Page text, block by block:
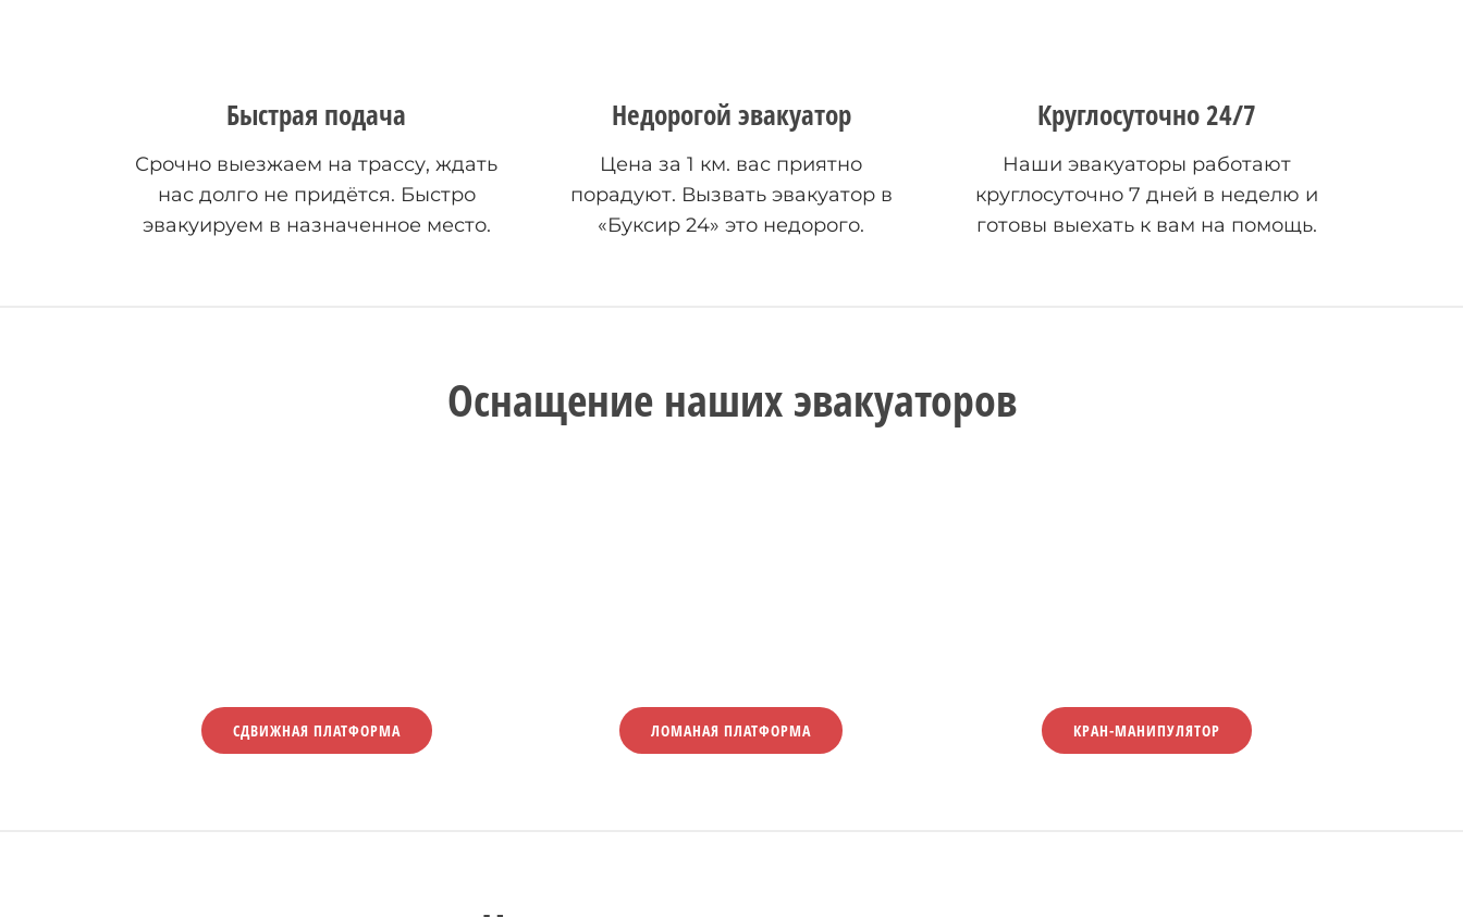
Быстрая подача
Срочно выезжаем на трассу, ждать
нас долго не придётся. Быстро
эвакуируем в назначенное место.
Недорогой эвакуатор
Цена за 1 км. вас приятно
порадуют. Вызвать эвакуатор в
«Буксир 24» это недорого.
Круглосуточно 24/7
Наши эвакуаторы работают
круглосуточно 7 дней в неделю и
готовы выехать к вам на помощь.
Оснащение наших эвакуаторов
СДВИЖНАЯ ПЛАТФОРМА ЛОМАНАЯ ПЛАТФОРМА КРАН-МАНИПУЛЯТОР